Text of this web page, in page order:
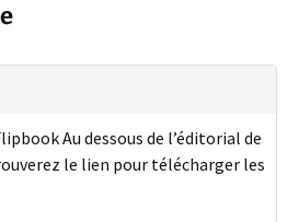
Au dessous de l’éditorial de
le lien pour télécharger les